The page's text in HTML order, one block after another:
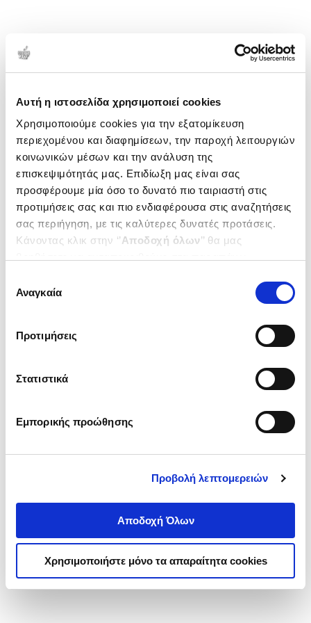
Αυτή η ιστοσελίδα χρησιμοποιεί cookies
Χρησιμοποιούμε cookies για την εξατομίκευση
περιεχομένου και διαφημίσεων, την παροχή λειτουργιών
κοινωνικών μέσων και την ανάλυση της
επισκεψιμότητάς μας. Επιδίωξη μας είναι σας
προσφέρουμε μία όσο το δυνατό πιο ταιριαστή στις
προτιμήσεις σας και πιο ενδιαφέρουσα στις αναζητήσεις
σας περιήγηση, με τις καλύτερες δυνατές προτάσεις.
Κάνοντας κλικ στην ‘’Αποδοχή όλων’’ θα μας
ενδιαφέρουν και να επιλέξετε από τα παρακάτω με την
΄΄και να ενημερωθείτε σχετικά με
συγκατάθεσης
Αναγκαία
Προτιμήσεις
Στατιστικά
Εμπορικής προώθησης
Προβολή λεπτομερειών
Αποδοχή Όλων
Χρησιμοποιήστε μόνο τα απαραίτητα cookies